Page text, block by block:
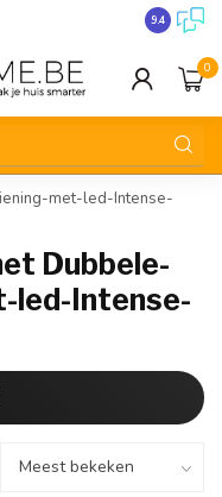
9.4
0
met-led-Intense-
Dubbele-
led-Intense-